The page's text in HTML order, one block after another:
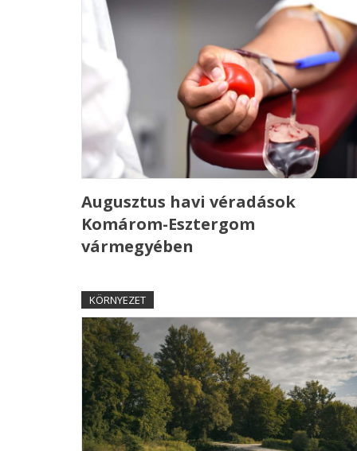
Augusztus havi véradások
Komárom-Esztergom
vármegyében
KÖRNYEZET